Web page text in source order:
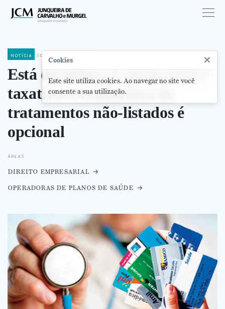
notícia 10 de junho de 2022
Está decidido! O rol da ANS é
taxativo e a cobertura de
tratamentos não-listados é
opcional
áreas
direito empresarial
operadoras de planos de saúde
Cookies ×
Este site utiliza cookies. Ao navegar no site você
consente a sua utilização.